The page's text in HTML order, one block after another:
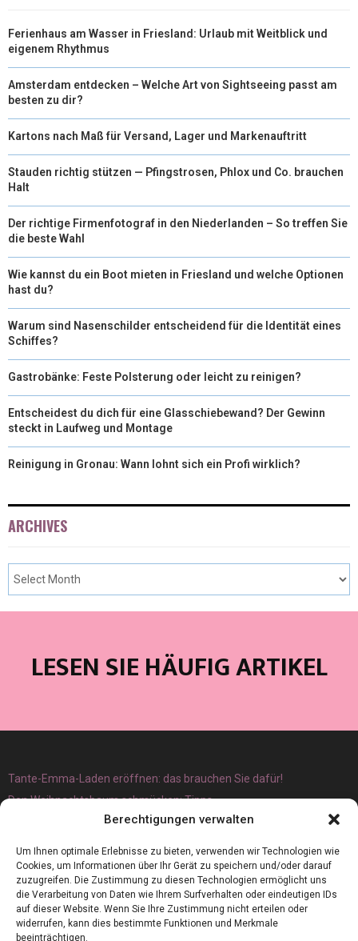
Berechtigungen verwalten
Um Ihnen optimale Erlebnisse zu bieten, verwenden wir Technologien wie
Cookies, um Informationen über Ihr Gerät zu speichern und/oder darauf
zuzugreifen. Die Zustimmung zu diesen Technologien ermöglicht uns
die Verarbeitung von Daten wie Ihrem Surfverhalten oder eindeutigen IDs
auf dieser Website. Wenn Sie Ihre Zustimmung nicht erteilen oder
widerrufen, kann dies bestimmte Funktionen und Merkmale
beeinträchtigen.
Ferienhaus am Wasser in Friesland: Urlaub mit Weitblick und
eigenem Rhythmus
Amsterdam entdecken – Welche Art von Sightseeing passt am
besten zu dir?
Kartons nach Maß für Versand, Lager und Markenauftritt
Stauden richtig stützen — Pfingstrosen, Phlox und Co. brauchen
Halt
Der richtige Firmenfotograf in den Niederlanden – So treffen Sie
die beste Wahl
Wie kannst du ein Boot mieten in Friesland und welche Optionen
hast du?
Warum sind Nasenschilder entscheidend für die Identität eines
Schiffes?
Gastrobänke: Feste Polsterung oder leicht zu reinigen?
Entscheidest du dich für eine Glasschiebewand? Der Gewinn
steckt in Laufweg und Montage
Reinigung in Gronau: Wann lohnt sich ein Profi wirklich?
ARCHIVES
LESEN SIE HÄUFIG ARTIKEL
Tante-Emma-Laden eröffnen: das brauchen Sie dafür!
Den Weihnachtsbaum schmücken: Tipps